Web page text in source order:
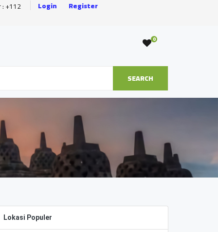
: +112 Login Register
0
SEARCH
Lokasi Populer